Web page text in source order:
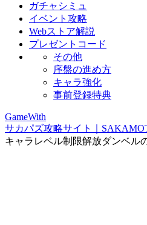
ガチャシミュ
イベント攻略
Webストア解説
プレゼントコード
その他
序盤の進め方
キャラ強化
事前登録特典
GameWith
サカパズ攻略サイト｜
キャラレベル制限解放ダンベル